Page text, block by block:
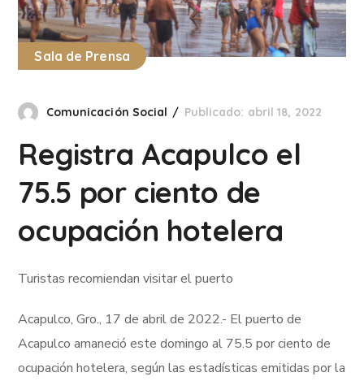
Sala de Prensa
Comunicación Social Publicado: abril 18, 2022
Registra Acapulco el
75.5 por ciento de
ocupación hotelera
Turistas recomiendan visitar el puerto
Acapulco, Gro., 17 de abril de 2022.- El puerto de
Acapulco amaneció este domingo al 75.5 por ciento de
ocupación hotelera, según las estadísticas emitidas por la